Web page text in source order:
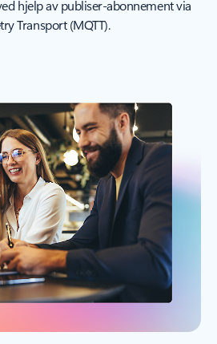
hjelp av publiser-abonnement via
Transport (MQTT).